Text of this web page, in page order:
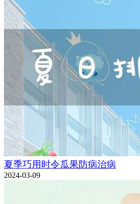
夏季巧用时令瓜果防病治病
2024-03-09